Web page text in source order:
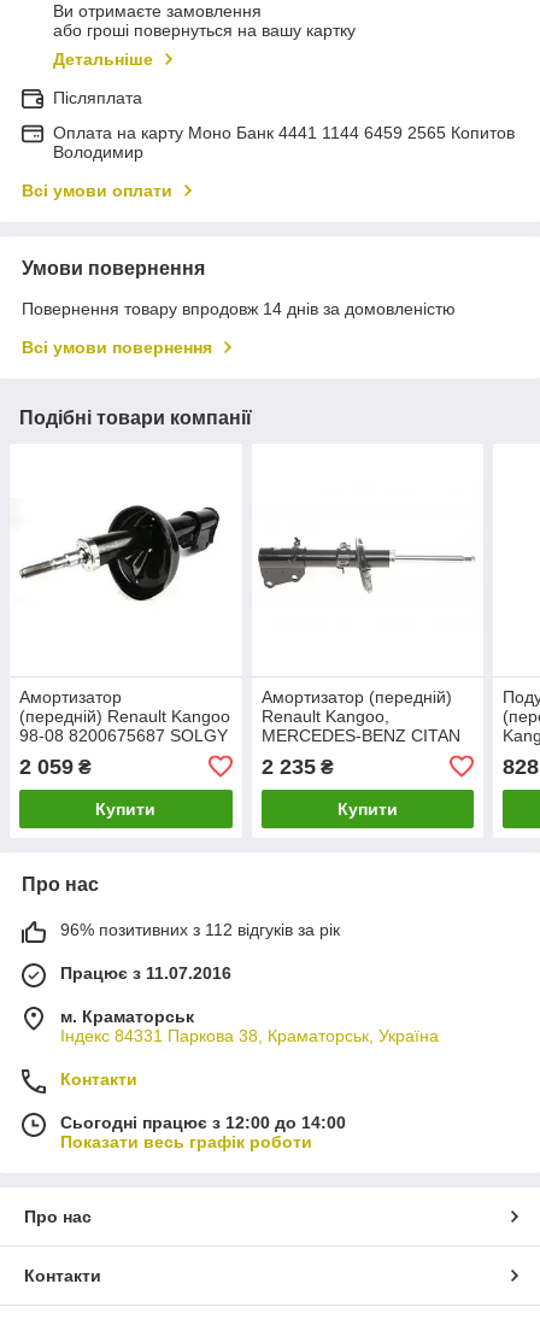
Ви отримаєте замовлення
або гроші повернуться на вашу картку
Детальніше
Післяплата
Оплата на карту Моно Банк 4441 1144 6459 2565 Копитов
Володимир
Всі умови оплати
Умови повернення
Повернення товару впродовж 14 днів за домовленістю
Всі умови повернення
Подібні товари компанії
Амортизатор
(передній) Renault Kangoo
98-08 8200675687 SOLGY
2 059 ₴
Купити
Амортизатор (передній)
Renault Kangoo,
MERCEDES-BENZ CITAN
(цупфа 36 mm) (d22мм
D51mm) MAGNETI
2 235₴
Купити
828
Про нас
96% позитивних з 112 відгуків за рік
Працює з 11.07.2016
м. Краматорськ
Індекс 84331 Паркова 38, Краматорськ, Україна
Контакти
Сьогодні працює з 12:00 до 14:00
Показати весь графік роботи
Про нас
Контакти